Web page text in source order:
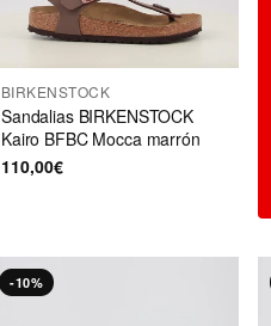
BIRKENSTOCK
Sandalias BIRKENSTOCK
Kairo BFBC Mocca marrón
110,00€
-10%